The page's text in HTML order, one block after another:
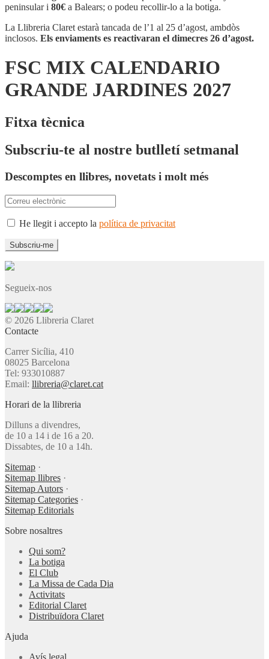
peninsular i 80€ a Balears; o podeu recollir-lo a la botiga.
La Llibreria Claret estarà tancada de l’1 al 25 d’agost, ambdòs
inclosos. Els enviaments es reactivaran el dimecres 26 d’agost.
FSC MIX CALENDARIO
GRANDE JARDINES 2027
Fitxa tècnica
Subscriu-te al nostre butlletí setmanal
Descomptes en llibres, novetats i molt més
He llegit i accepto la política de privacitat
Segueix-nos
© 2026 Llibreria Claret
Contacte
Carrer Sicília, 410
08025 Barcelona
Tel: 933010887
Email: llibreria@claret.cat
Horari de la llibreria
Dilluns a divendres,
de 10 a 14 i de 16 a 20.
Dissabtes, de 10 a 14h.
Sitemap ·
Sitemap llibres ·
Sitemap Autors ·
Sitemap Categories ·
Sitemap Editorials
Sobre nosaltres
Qui som?
La botiga
El Club
La Missa de Cada Dia
Activitats
Editorial Claret
Distribuïdora Claret
Ajuda
Avís legal